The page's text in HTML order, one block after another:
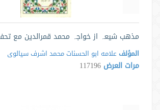
مذھب شیعہ از خواجہ محمد قمرالدین مع
المؤلف علامه ابو الحسنات محمد اشرف سيالوى
مرات العرض 117196